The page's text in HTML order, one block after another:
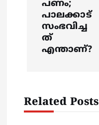
t
പണം;
പാലക്കാട്
സംഭവിച്ച
ത്
എന്താണ്?
Related Posts